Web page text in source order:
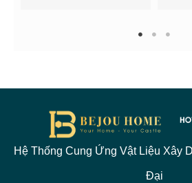
1 2 3
Hệ Thống Cung Ứng Vật Liệu Xây
Đại